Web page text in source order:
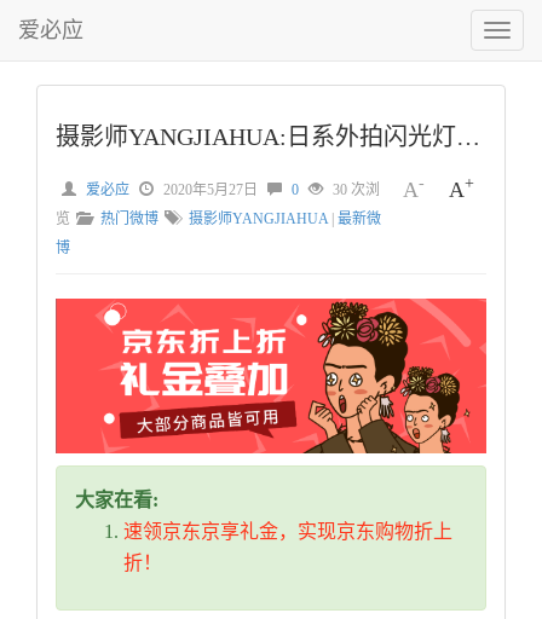
切
换
菜
爱必应
摄影师YANGJIAHUA:日系外拍闪光灯神牛AD300Pro+AD
A- A+
爱必应 2020年5月27日 0
30 次浏
览
热门微博 摄影师YANGJIAHUA| 最新微
博
大家在看:
速领京东京享礼金，实现京东购物折上
折！